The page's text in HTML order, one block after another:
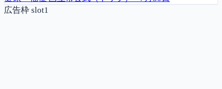
広告枠 slot1